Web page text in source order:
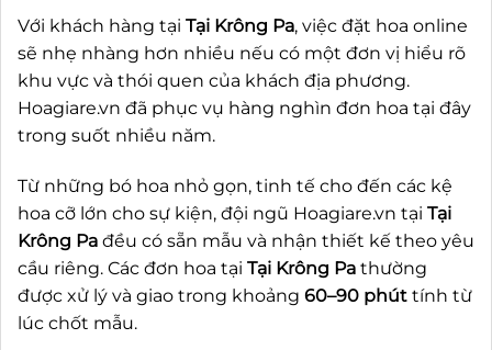
Với khách hàng tại Tại Krông Pa, việc đặt hoa online
sẽ nhẹ nhàng hơn nhiều nếu có một đơn vị hiểu rõ
khu vực và thói quen của khách địa phương.
Hoagiare.vn đã phục vụ hàng nghìn đơn hoa tại đây
trong suốt nhiều năm.
Từ những bó hoa nhỏ gọn, tinh tế cho đến các kệ
hoa cỡ lớn cho sự kiện, đội ngũ Hoagiare.vn tại Tại
Krông Pa đều có sẵn mẫu và nhận thiết kế theo yêu
cầu riêng. Các đơn hoa tại Tại Krông Pa thường
được xử lý và giao trong khoảng 60–90 phút tính từ
lúc chốt mẫu.